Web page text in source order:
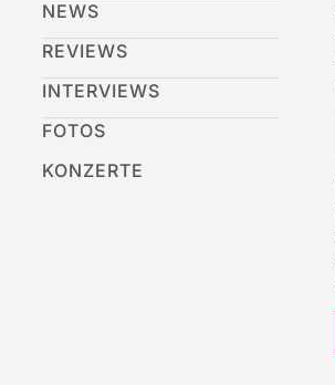
NEWS
REVIEWS
INTERVIEWS
FOTOS
KONZERTE